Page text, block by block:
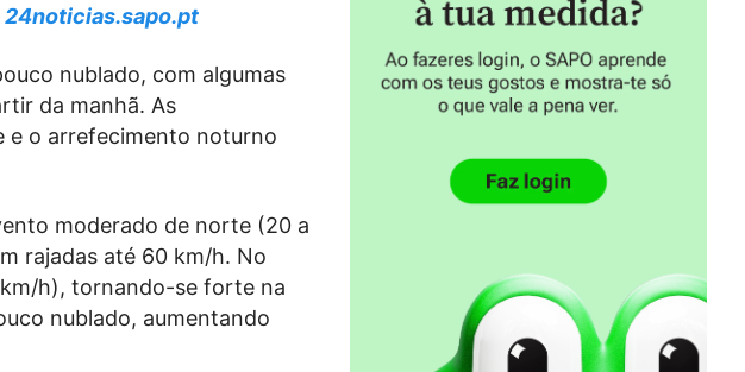
24noticias.sapo.pt
nublado, com algumas
da manhã. As
e o arrefecimento noturno
moderado de norte (20 a
rajadas até 60 km/h. No
h), tornando-se forte na
nublado, aumentando